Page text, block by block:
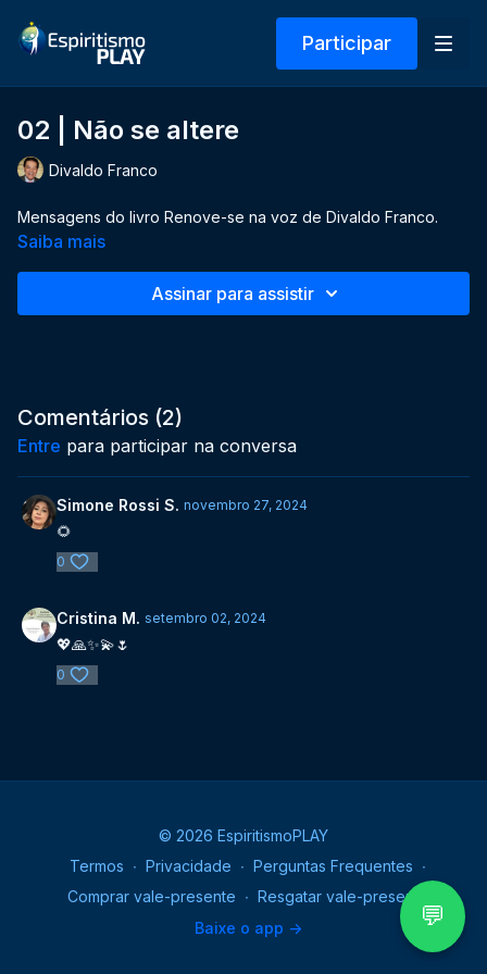
💬
Participar
02 | Não se altere
Divaldo Franco
Mensagens do livro Renove-se na voz de Divaldo Franco.
Saiba mais
Assinar para assistir
Comentários (2)
Entre para participar na conversa
Simone Rossi S. novembro 27, 2024
🌻
0
Cristina M. setembro 02, 2024
💖🙏✨️💫🌷
0
© 2026 EspiritismoPLAY
Termos ∙ Privacidade ∙ Perguntas Frequentes ∙
Comprar vale-presente ∙ Resgatar vale-presente
Baixe o app ->